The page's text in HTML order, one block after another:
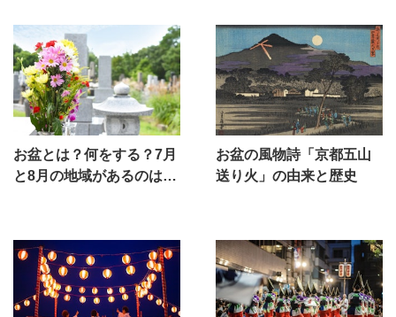
お盆とは？何をする？7月
と8月の地域があるのはな
お盆の風物詩「京都五山
送り火」の由来と歴史